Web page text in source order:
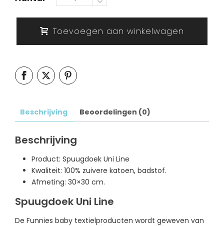
Toevoegen aan winkelwagen
Beschrijving Beoordelingen (0)
Beschrijving
Product: Spuugdoek Uni Line
Kwaliteit: 100% zuivere katoen, badstof.
Afmeting: 30×30 cm.
Spuugdoek Uni Line
De Funnies baby textielproducten wordt geweven van